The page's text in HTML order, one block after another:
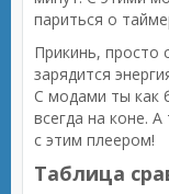
париться о
Прикинь, просто
зарядится
С модами ты как
всегда на коне.
с этим плеером!
Таблица